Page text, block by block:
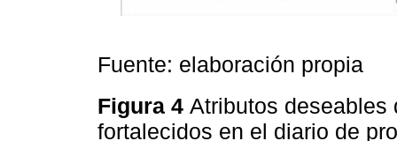
Fuente: elaboración propia
Figura 4 Atributos deseables
fortalecidos en el diario de